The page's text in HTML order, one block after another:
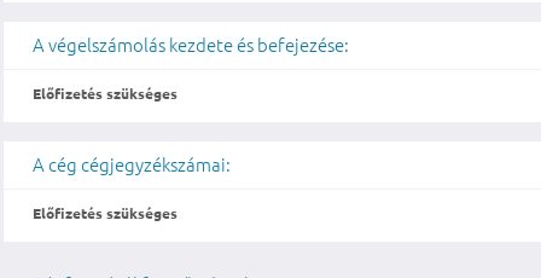
A végelszámolás kezdete és befejezése:
Előfizetés szükséges
A cég cégjegyzékszámai:
Előfizetés szükséges